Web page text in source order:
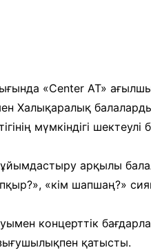
«Center AT»
Халықаралық
мүмкіндігі
арқылы
«кім шапшаң?»
концерттік
қатысты.